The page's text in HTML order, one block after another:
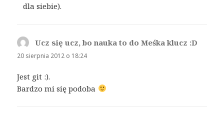
dla siebie).
Ucz się ucz, bo nauka to do Meśka klucz :D
20 sierpnia 2012 o 18:24
Jest git :).
Bardzo mi się podoba